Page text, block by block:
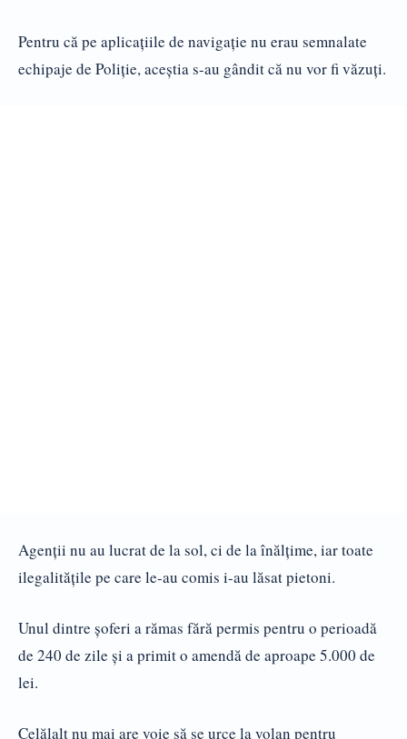
Pentru că pe aplicaţiile de navigaţie nu erau semnalate
echipaje de Poliţie, aceştia s-au gândit că nu vor fi văzuţi.
Agenţii nu au lucrat de la sol, ci de la înălţime, iar toate
ilegalităţile pe care le-au comis i-au lăsat pietoni.
Unul dintre şoferi a rămas fără permis pentru o perioadă
de 240 de zile şi a primit o amendă de aproape 5.000 de
lei.
Celălalt nu mai are voie să se urce la volan pentru